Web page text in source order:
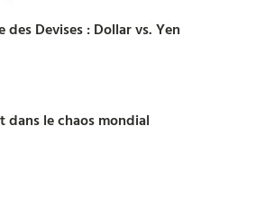
des Devises : Dollar vs. Yen
dans le chaos mondial